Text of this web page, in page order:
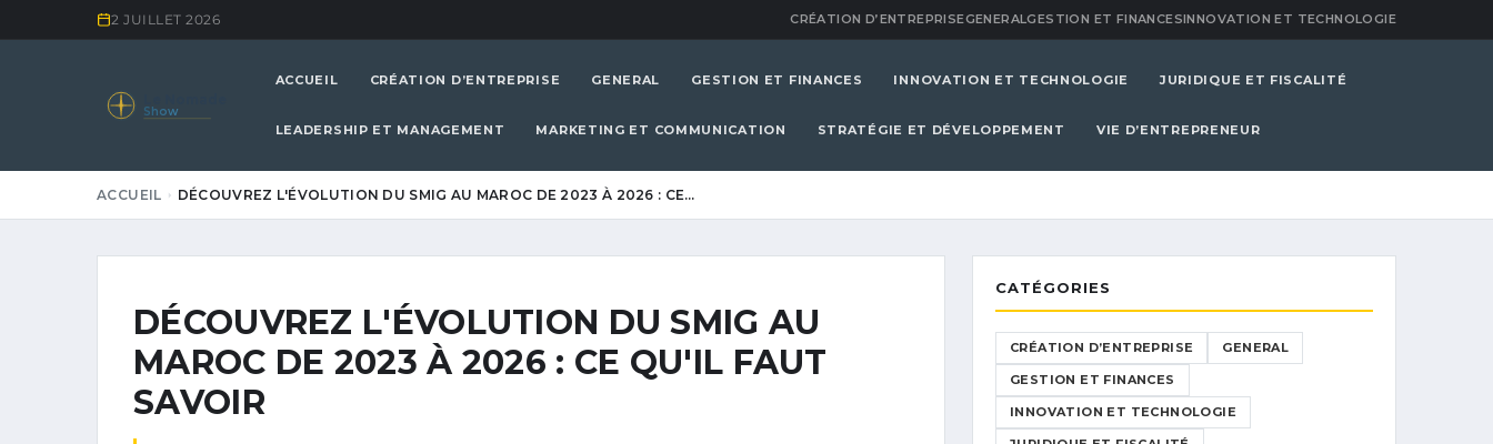
2 JUILLET 2026 CRÉATION D’ENTREPRISEGENERALGESTION ET FINANCESINNOVATION ET TECHNOLOGIE
Show
ACCUEIL CRÉATION D’ENTREPRISE GENERAL GESTION ET FINANCES INNOVATION ET TECHNOLOGIE JURIDIQUE ET FISCALITÉ
LEADERSHIP ET MANAGEMENT MARKETING ET COMMUNICATION STRATÉGIE ET DÉVELOPPEMENT VIE D’ENTREPRENEUR
ACCUEIL DÉCOUVREZ L'ÉVOLUTION DU SMIG AU MAROC DE 2023 À 2026 : CE…
DÉCOUVREZ L'ÉVOLUTION DU SMIG AU
MAROC DE 2023 À 2026 : CE QU'IL FAUT
SAVOIR
CATÉGORIES
CRÉATION D’ENTREPRISE GENERAL
GESTION ET FINANCES
INNOVATION ET TECHNOLOGIE